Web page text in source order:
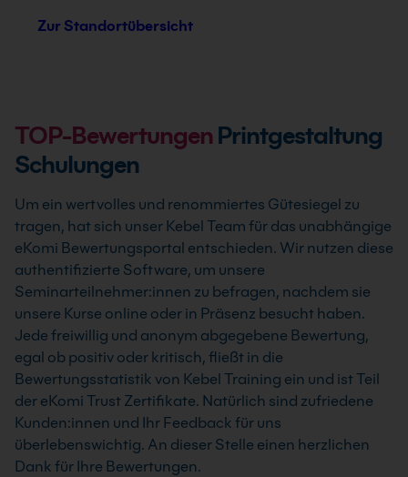
Zur Standortübersicht
TOP-Bewertungen Printgestaltung
Schulungen
Um ein wertvolles und renommiertes Gütesiegel zu
tragen, hat sich unser Kebel Team für das unabhängige
eKomi Bewertungsportal entschieden. Wir nutzen diese
authentifizierte Software, um unsere
Seminarteilnehmer:innen zu befragen, nachdem sie
unsere Kurse online oder in Präsenz besucht haben.
Jede freiwillig und anonym abgegebene Bewertung,
egal ob positiv oder kritisch, fließt in die
Bewertungsstatistik von Kebel Training ein und ist Teil
der eKomi Trust Zertifikate. Natürlich sind zufriedene
Kunden:innen und Ihr Feedback für uns
überlebenswichtig. An dieser Stelle einen herzlichen
Dank für Ihre Bewertungen.